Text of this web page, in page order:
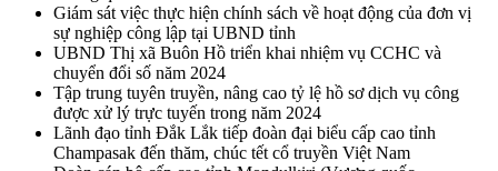
Giám sát việc thực hiện chính sách về hoạt động của đơn vị
sự nghiệp công lập tại UBND tỉnh
UBND Thị xã Buôn Hồ triển khai nhiệm vụ CCHC và
chuyển đổi số năm 2024
Tập trung tuyên truyền, nâng cao tỷ lệ hồ sơ dịch vụ công
được xử lý trực tuyến trong năm 2024
Lãnh đạo tỉnh Đắk Lắk tiếp đoàn đại biểu cấp cao tỉnh
Champasak đến thăm, chúc tết cổ truyền Việt Nam